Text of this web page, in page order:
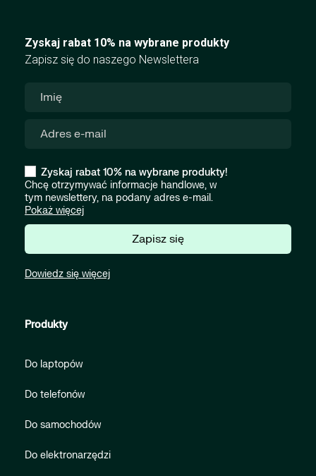
Zyskaj rabat 10% na wybrane produkty
Zapisz się do naszego Newslettera
Zyskaj rabat 10% na wybrane produkty!
Chcę otrzymywać informacje handlowe, w
tym newslettery, na podany adres e-mail.
Pokaż więcej
Zapisz się
Dowiedz się więcej
Produkty
Do laptopów
Do telefonów
Do samochodów
Do elektronarzędzi